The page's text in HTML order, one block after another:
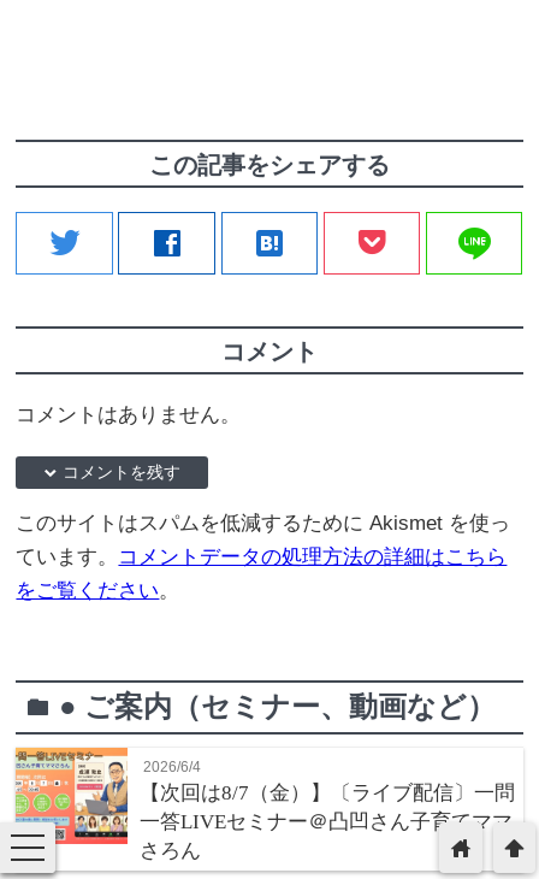
この記事をシェアする
twitter facebook hatenabookmark line
コメント
コメントはありません。
down コメントを残す
このサイトはスパムを低減するために Akismet を使っ
ています。 コメントデータの処理方法の詳細はこちら
をご覧ください。
folder ● ご案内（セミナー、動画など）
2026/6/4
【次回は8/7（金）】〔ライブ配信〕一問
一答LIVEセミナー＠凸凹さん子育てママ
さろん
toggle
navigation
arrowup
home